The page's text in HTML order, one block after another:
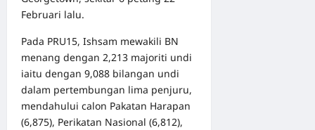
Februari lalu.
Pada PRU15, Ishsam mewakili BN
menang dengan 2,213 majoriti undi
iaitu dengan 9,088 bilangan undi
dalam pertembungan lima penjuru,
mendahului calon Pakatan Harapan
(6,875), Perikatan Nasional (6,812),